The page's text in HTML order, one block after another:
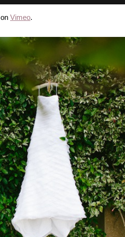
on Vimeo.